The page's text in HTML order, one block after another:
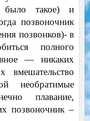
такое) и
позвоночник
позвонков)- в
полного
— никаких
вмешательство
необратимые
плавание,
позвоночник –